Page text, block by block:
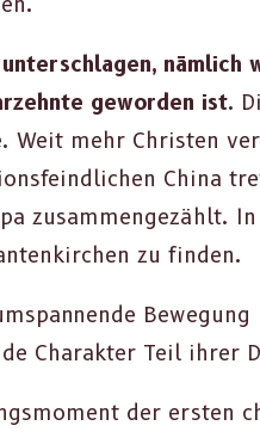
näm­lich
gewor­den ist.
Weit mehr Chris­ten
Chi­na
zusam­mengezählt.
zu find­en.
Charak­ter Teil ihrer
der ersten